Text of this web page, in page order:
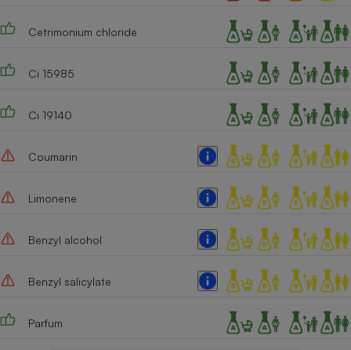
Cetrimonium chloride
Ci 15985
Ci 19140
Coumarin
Limonene
Benzyl alcohol
Benzyl salicylate
Parfum